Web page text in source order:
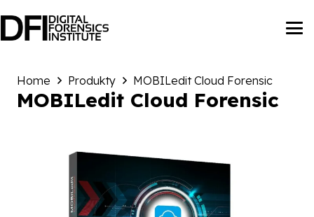
Home Produkty MOBILedit Cloud Forensic
MOBILedit Cloud Forensic